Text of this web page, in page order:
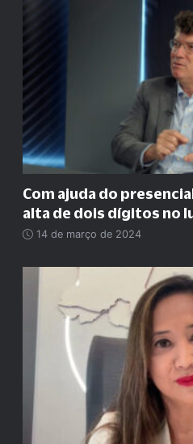
Com ajuda do
alta de dois dígitos no
14 de março de 2024